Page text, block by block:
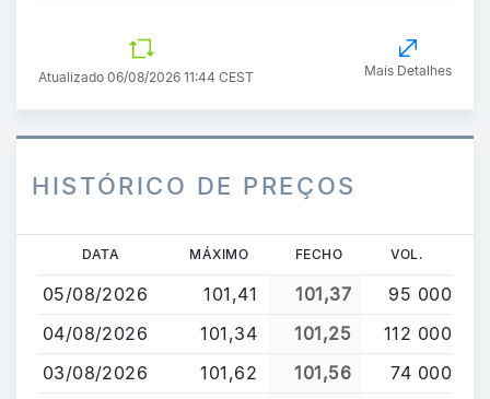
Atualizado 06/08/2026 11:44 CEST Mais Detalhes
HISTÓRICO DE PREÇOS
Passar
o
conteúdo
DATA MÁXIMO FECHO VOL.
05/08/2026 101,41 101,37
95 000
04/08/2026
101,34 101,25
112 000
03/08/2026
101,62 101,56
74 000